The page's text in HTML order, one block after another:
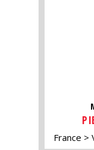
France